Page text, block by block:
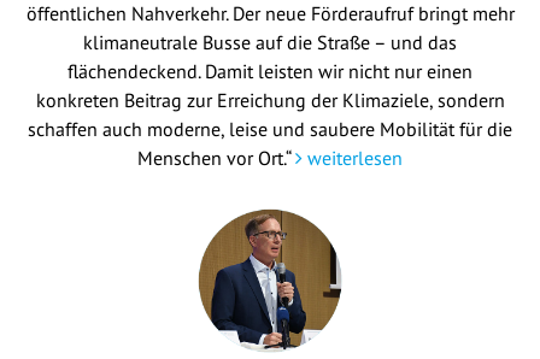
öffentlichen Nahverkehr. Der neue Förderaufruf bringt mehr
klimaneutrale Busse auf die Straße – und das
flächendeckend. Damit leisten wir nicht nur einen
konkreten Beitrag zur Erreichung der Klimaziele, sondern
schaffen auch moderne, leise und saubere Mobilität für die
Menschen vor Ort.“
weiterlesen